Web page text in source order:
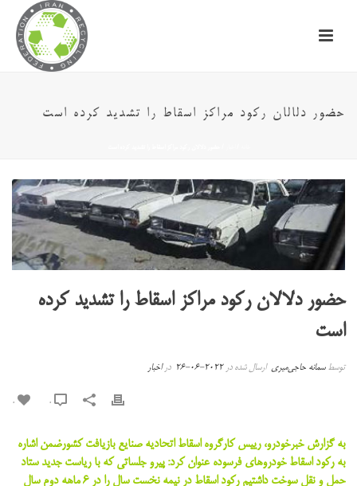
حضور دلالان رکود مراکز اسقاط را تشدید کرده است
حضور دلالان رکود مراکز اسقاط را تشدید کرده
است
توسطسمانه حاجی‌میری ارسال شده در2022-06-26 دراخبار
0
به گزارش خبرخودرو، رییس کارگروه اسقاط اتحادیه صنایع بازیافت کشورضمن اشاره
به رکود اسقاط خودروهای فرسوده عنوان کرد: پیرو جلساتی که با ریاست جدید ستاد
حمل و نقل سوخت داشتیم رکود اسقاط در نیمه نخست سال را در ۶ ماهه دوم سال